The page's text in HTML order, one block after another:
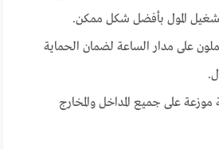
المول بأفضل شكل ممكن.
على مدار الساعة لضمان الحماية
موزعة على جميع المداخل والمخارج